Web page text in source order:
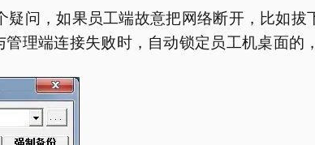
，如果员工端故意把网络断开，比如拔
理端连接失败时，自动锁定员工机桌面的